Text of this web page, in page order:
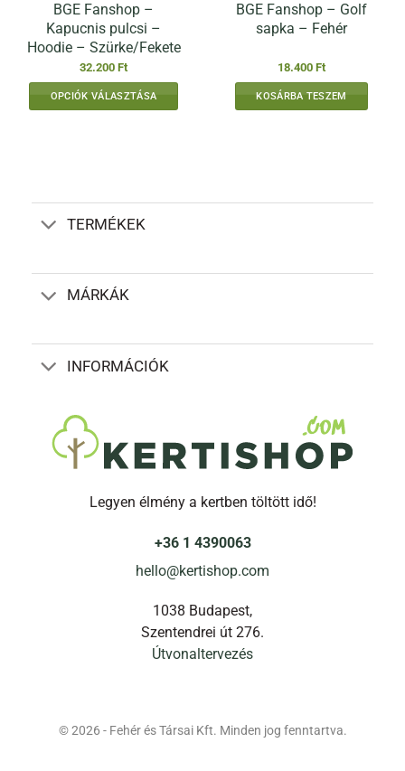
BGE Fanshop –
Kapucnis pulcsi –
Hoodie – Szürke/Fekete
32.200 Ft
OPCIÓK VÁLASZTÁSA
van.
A
a
termékoldalon
BGE Fanshop – Golf
sapka – Fehér
18.400 Ft
KOSÁRBA TESZEM
TERMÉKEK
MÁRKÁK
INFORMÁCIÓK
Legyen élmény a kertben töltött idő!
+36 1 4390063
hello@kertishop.com
1038 Budapest,
Szentendrei út 276.
Útvonaltervezés
© 2026 - Fehér és Társai Kft. Minden jog fenntartva.